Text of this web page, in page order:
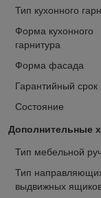
Тип кухонного
Форма кухонного
гарнитура
Форма фасада
Гарантийный срок
Состояние
Дополнительные
Тип мебельной
Тип
выдвижных